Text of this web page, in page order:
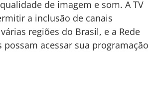
de imagem e som. A TV
a inclusão de canais
regiões do Brasil, e a Rede
acessar sua programação